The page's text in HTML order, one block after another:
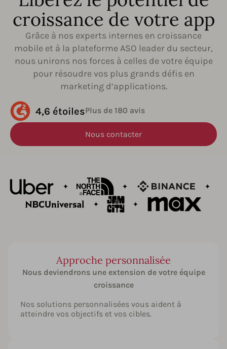
croissance de votre app
Grâce à nos experts internes en croissance
mobile et à la plateforme ASO leader du secteur,
nous unirons nos forces à celles de votre équipe
pour résoudre vos plus grands défis en
marketing d’applications.
4,6 étoilesPlus de 180 avis
Nous contacter
Approche personnalisée
Nous deviendrons une extension de votre équipe
croissance
Nos solutions personnalisées vous aident à
atteindre vos objectifs et vos cibles.